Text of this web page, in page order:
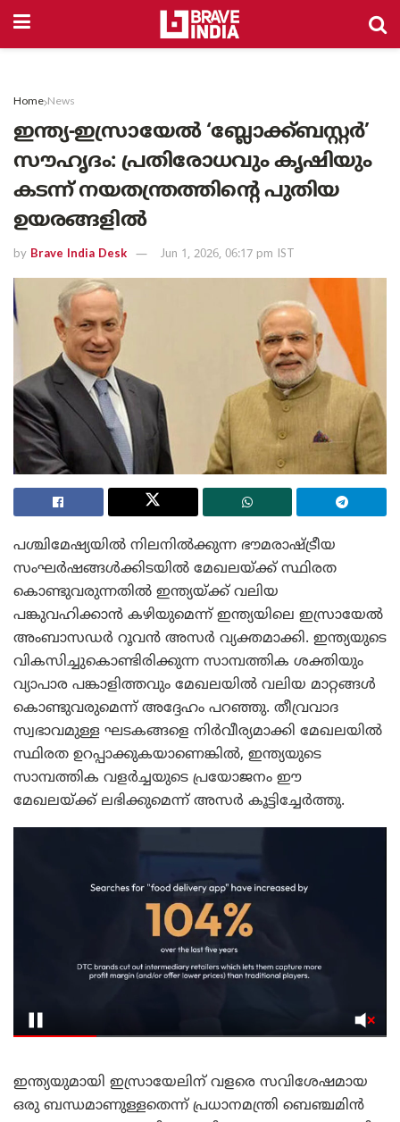
Home News
ഇന്ത്യ-ഇസ്രായേൽ ‘ബ്ലോക്ക്ബസ്റ്റർ’
സൗഹൃദം: പ്രതിരോധവും കൃഷിയും
കടന്ന് നയതന്ത്രത്തിന്റെ പുതിയ
ഉയരങ്ങളിൽ
by Brave India Desk Jun 1, 2026, 06:17 pm IST
പശ്ചിമേഷ്യയിൽ നിലനിൽക്കുന്ന ഭൗമരാഷ്ട്രീയ
സംഘർഷങ്ങൾക്കിടയിൽ മേഖലയ്ക്ക് സ്ഥിരത
കൊണ്ടുവരുന്നതിൽ ഇന്ത്യയ്ക്ക് വലിയ
പങ്കുവഹിക്കാൻ കഴിയുമെന്ന് ഇന്ത്യയിലെ ഇസ്രായേൽ
അംബാസഡർ റൂവൻ അസർ വ്യക്തമാക്കി. ഇന്ത്യയുടെ
വികസിച്ചുകൊണ്ടിരിക്കുന്ന സാമ്പത്തിക ശക്തിയും
വ്യാപാര പങ്കാളിത്തവും മേഖലയിൽ വലിയ മാറ്റങ്ങൾ
കൊണ്ടുവരുമെന്ന് അദ്ദേഹം പറഞ്ഞു. തീവ്രവാദ
സ്വഭാവമുള്ള ഘടകങ്ങളെ നിർവീര്യമാക്കി മേഖലയിൽ
സ്ഥിരത ഉറപ്പാക്കുകയാണെങ്കിൽ, ഇന്ത്യയുടെ
സാമ്പത്തിക വളർച്ചയുടെ പ്രയോജനം ഈ
മേഖലയ്ക്ക് ലഭിക്കുമെന്ന് അസർ കൂട്ടിച്ചേർത്തു.
ഇന്ത്യയുമായി ഇസ്രായേലിന് വളരെ സവിശേഷമായ
ഒരു ബന്ധമാണുള്ളതെന്ന് പ്രധാനമന്ത്രി ബെഞ്ചമിൻ